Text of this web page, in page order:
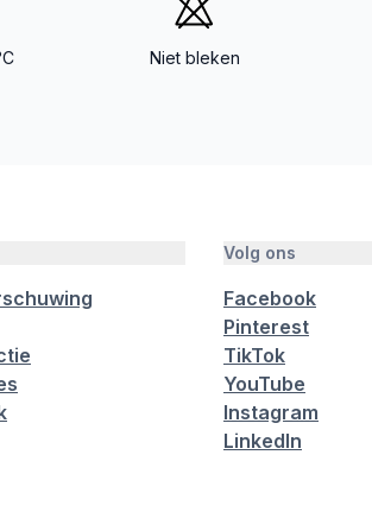
Niet bleken
Volg ons
Facebook
Pinterest
TikTok
YouTube
Instagram
LinkedIn